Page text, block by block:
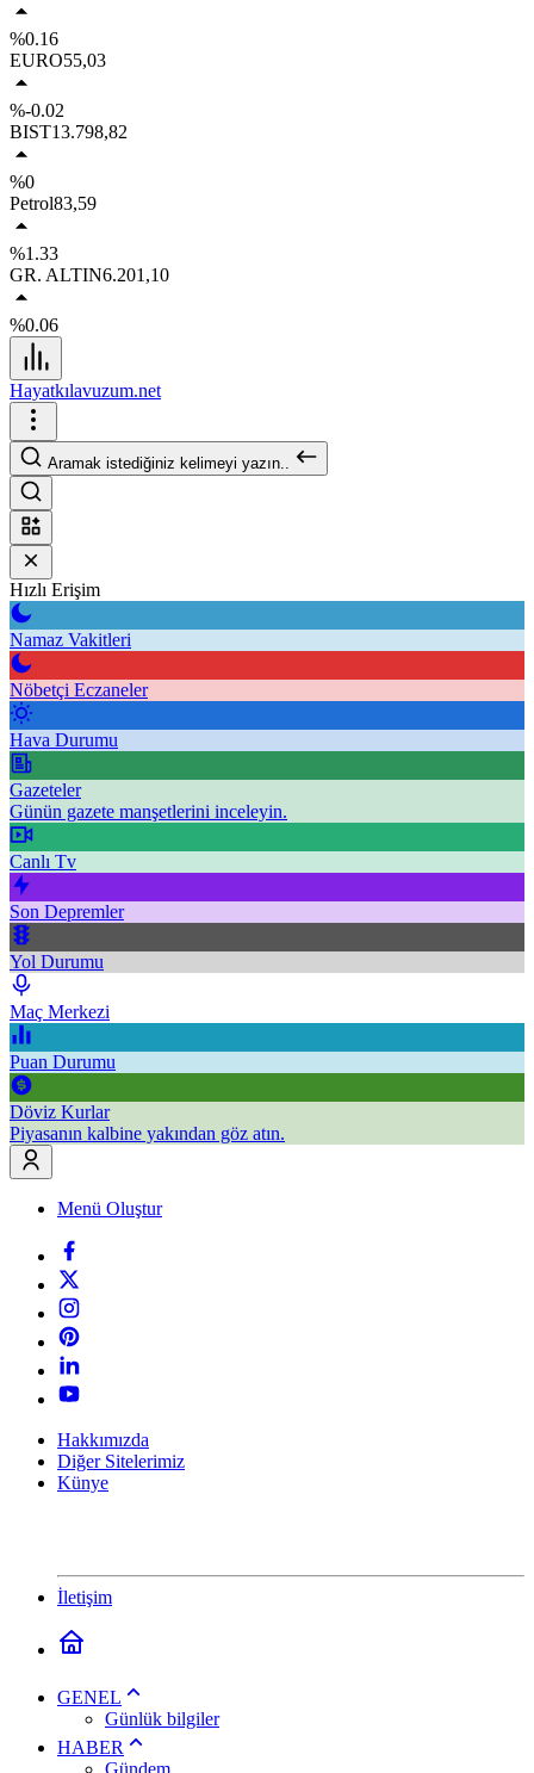
%0.16
EURO55,03
%-0.02
BIST13.798,82
%0
Petrol83,59
%1.33
GR. ALTIN6.201,10
%0.06
Hayatkılavuzum.net
Aramak istediğiniz kelimeyi yazın..
Hızlı Erişim
Namaz Vakitleri
Nöbetçi Eczaneler
Hava Durumu
Gazeteler
Günün gazete manşetlerini inceleyin.
Canlı Tv
Son Depremler
Yol Durumu
Maç Merkezi
Puan Durumu
Döviz Kurlar
Piyasanın kalbine yakından göz atın.
Menü Oluştur
Hakkımızda
Diğer Sitelerimiz
Künye
İletişim
GENEL
Günlük bilgiler
HABER
Gündem